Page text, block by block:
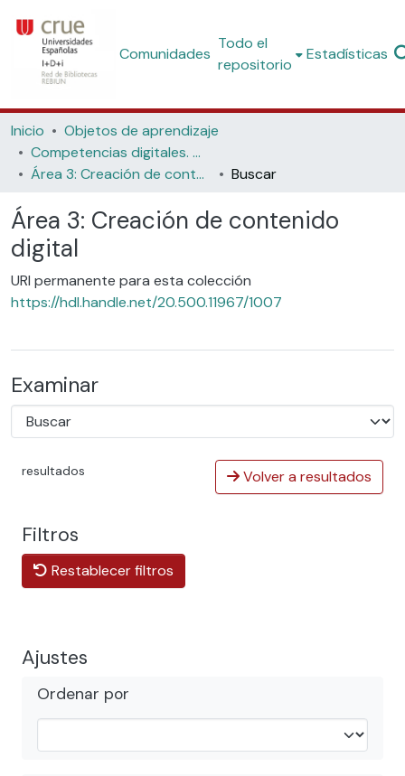
Comunidades
Todo el
repositorio
Estadísticas
Inicio
Objetos de aprendizaje
Competencias digitales. Materiales formativos para estudiantes de grado
Área 3: Creación de contenido digital
Buscar
Área 3: Creación de contenido
digital
URI permanente para esta colección
https://hdl.handle.net/20.500.11967/1007
Examinar
resultados Volver a resultados
Filtros
Restablecer filtros
Ajustes
Ordenar por